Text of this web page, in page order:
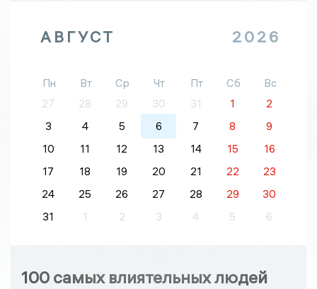
АВГУСТ 2026
Пн Вт Ср Чт Пт Сб
Вс
27
28 29 30 31 1
2
3
4 5 6 7 8
9
10
11 12 13 14 15
16
17
18 19 20 21 22
23
24
25 26 27 28 29
30
31
1 2 3 4 5 6
100 самых влиятельных людей